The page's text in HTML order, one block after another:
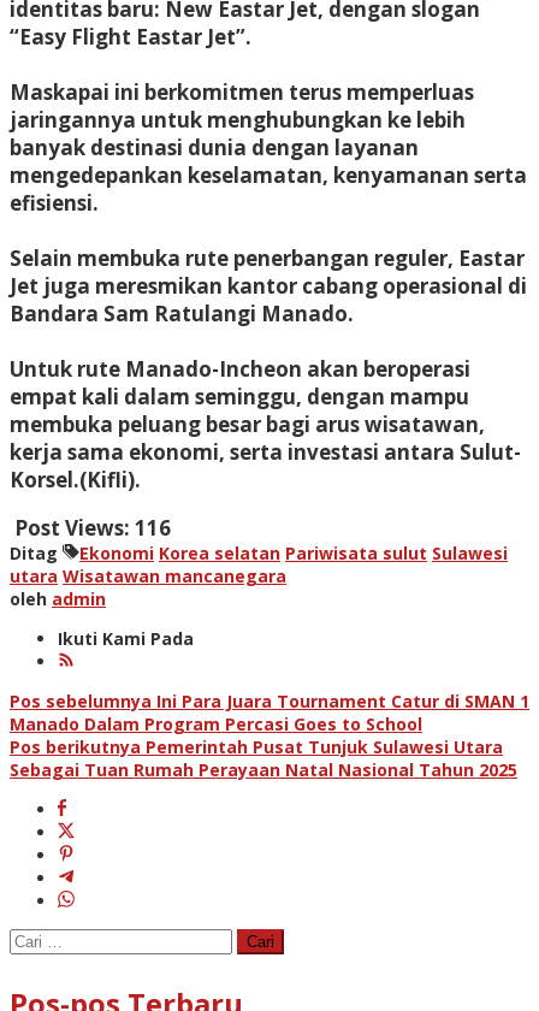
identitas baru: New Eastar Jet, dengan slogan
“Easy Flight Eastar Jet”.
Maskapai ini berkomitmen terus memperluas
jaringannya untuk menghubungkan ke lebih
banyak destinasi dunia dengan layanan
mengedepankan keselamatan, kenyamanan serta
efisiensi.
Selain membuka rute penerbangan reguler, Eastar
Jet juga meresmikan kantor cabang operasional di
Bandara Sam Ratulangi Manado.
Untuk rute Manado-Incheon akan beroperasi
empat kali dalam seminggu, dengan mampu
membuka peluang besar bagi arus wisatawan,
kerja sama ekonomi, serta investasi antara Sulut-
Korsel.(Kifli).
Post Views: 116
Ditag Ekonomi Korea selatan Pariwisata sulut Sulawesi
utara Wisatawan mancanegara
oleh admin
Ikuti Kami Pada
Navigasi
pos
Pos sebelumnya Ini Para Juara Tournament Catur di SMAN 1
Manado Dalam Program Percasi Goes to School
Pos berikutnya Pemerintah Pusat Tunjuk Sulawesi Utara
Sebagai Tuan Rumah Perayaan Natal Nasional Tahun 2025
Cari
untuk:
Pos-pos Terbaru